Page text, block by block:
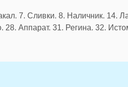
7. Сливки. 8. Наличник. 14.
28. Аппарат. 31. Регина. 32.